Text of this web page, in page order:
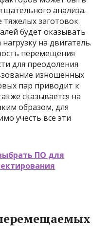
анализа.
заготовок
будет оказывать
на двигатель.
перемещения
для преодоления
изношенных
пар приводит к
сказывается на
образом, для
учесть все эти
ПО для